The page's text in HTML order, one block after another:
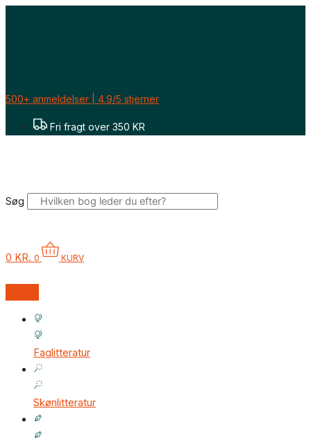
Gå
500+ anmeldelser | 4.9/5 stjerner
Fri fragt over 350 KR
Søg
0 KR. 0 KURV
Faglitteratur
Skønlitteratur